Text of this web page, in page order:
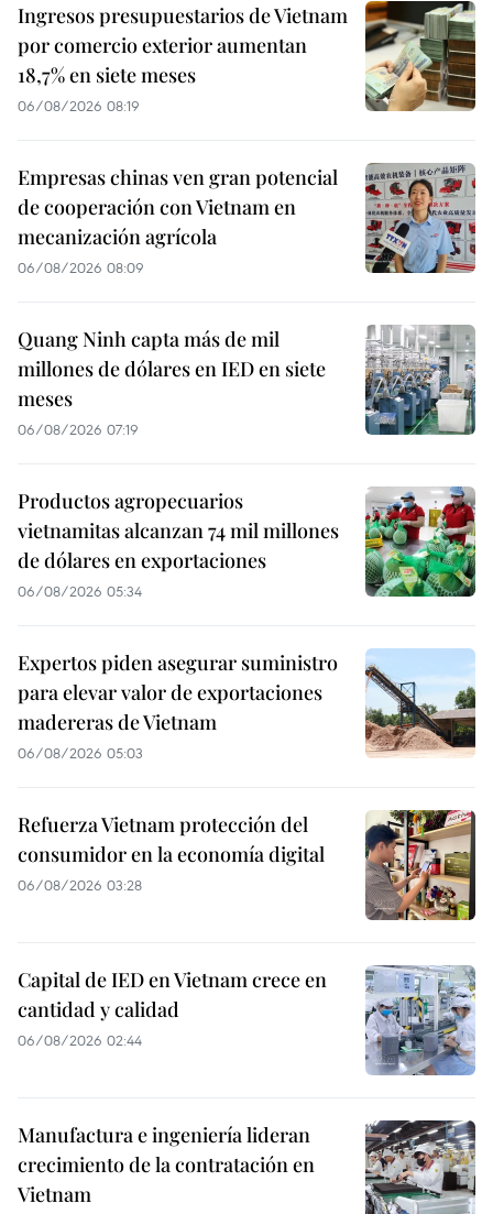
Ingresos presupuestarios de Vietnam
por comercio exterior aumentan
18,7% en siete meses
06/08/2026 08:19
Empresas chinas ven gran potencial
de cooperación con Vietnam en
mecanización agrícola
06/08/2026 08:09
Quang Ninh capta más de mil
millones de dólares en IED en siete
meses
06/08/2026 07:19
Productos agropecuarios
vietnamitas alcanzan 74 mil millones
de dólares en exportaciones
06/08/2026 05:34
Expertos piden asegurar suministro
para elevar valor de exportaciones
madereras de Vietnam
06/08/2026 05:03
Refuerza Vietnam protección del
consumidor en la economía digital
06/08/2026 03:28
Capital de IED en Vietnam crece en
cantidad y calidad
06/08/2026 02:44
Manufactura e ingeniería lideran
crecimiento de la contratación en
Vietnam